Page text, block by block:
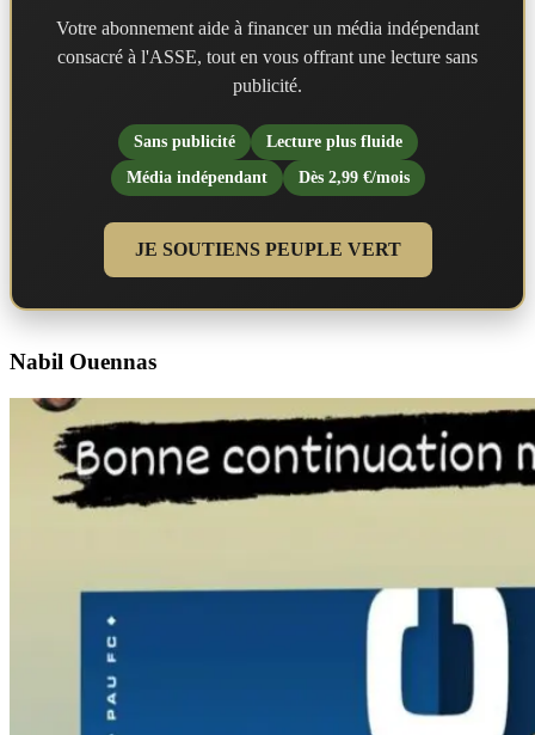
Votre abonnement aide à financer un média indépendant
consacré à l'ASSE, tout en vous offrant une lecture sans
publicité.
Sans publicité
Lecture plus fluide
Média indépendant
Dès 2,99 €/mois
JE SOUTIENS PEUPLE VERT
Nabil Ouennas